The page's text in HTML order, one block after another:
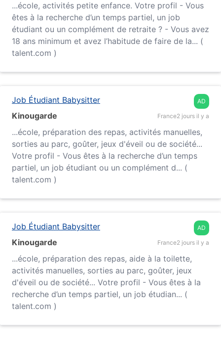
...école, activités petite enfance. Votre profil - Vous
êtes à la recherche d’un temps partiel, un job
étudiant ou un complément de retraite ? - Vous avez
18 ans minimum et avez l’habitude de faire de la... (
talent.com )
AD
Job Étudiant Babysitter
Kinougarde
France2 jours il y a
...école, préparation des repas, activités manuelles,
sorties au parc, goûter, jeux d'éveil ou de société...
Votre profil - Vous êtes à la recherche d’un temps
partiel, un job étudiant ou un complément d... (
talent.com )
AD
Job Étudiant Babysitter
Kinougarde
France2 jours il y a
...école, préparation des repas, aide à la toilette,
activités manuelles, sorties au parc, goûter, jeux
d'éveil ou de société... Votre profil - Vous êtes à la
recherche d’un temps partiel, un job étudian... (
talent.com )